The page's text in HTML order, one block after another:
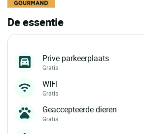
De essentie
Prive parkeerplaats
Gratis
WIFI
Gratis
Geaccepteerde dieren
Gratis